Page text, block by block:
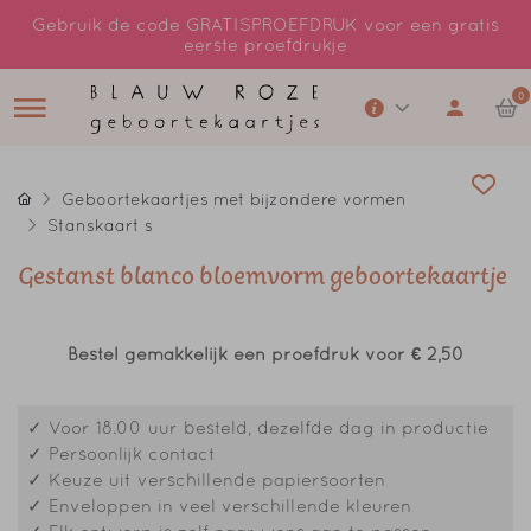
Gebruik de code GRATISPROEFDRUK voor een gratis
eerste proefdrukje
0
Geboortekaartjes met bijzondere vormen
Stanskaart s
Gestanst blanco bloemvorm geboortekaartje
Bestel gemakkelijk een proefdruk voor € 2,50
✓ Voor 18.00 uur besteld, dezelfde dag in productie
✓ Persoonlijk contact
✓ Keuze uit verschillende papiersoorten
✓ Enveloppen in veel verschillende kleuren